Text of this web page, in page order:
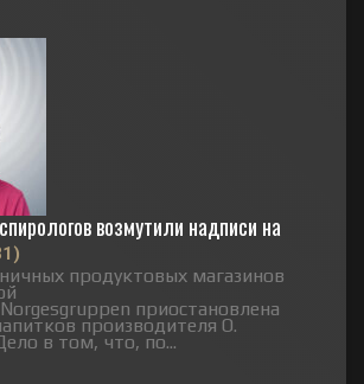
возмутили надписи на
продуктовых магазинов
приостановлена
производителя O.
в том, что, по...